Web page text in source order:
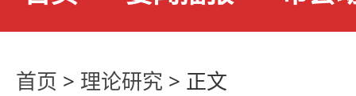
首页 > 理论研究 > 正文